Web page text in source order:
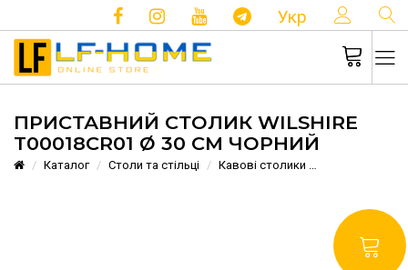
Укр
ПРИСТАВНИЙ СТОЛИК WILSHIRE
T00018CR01 Ø 30 СМ ЧОРНИЙ
Каталог Столи та стільці Кавові столики